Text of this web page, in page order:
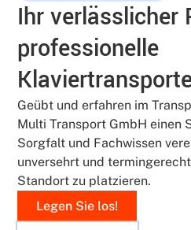
Ihr verlässlicher
professionelle
Geübt und erfahren im
Multi Transport GmbH einen
Sorgfalt und Fachwissen
unversehrt und
Standort zu platzieren.
Legen Sie los!